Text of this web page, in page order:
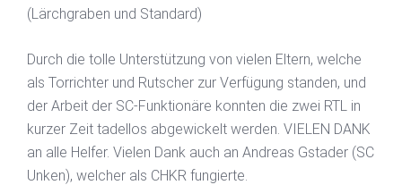
(Lärchgraben und Standard)
Durch die tolle Unterstützung von vielen Eltern, welche
als Torrichter und Rutscher zur Verfügung standen, und
der Arbeit der SC-Funktionäre konnten die zwei RTL in
kurzer Zeit tadellos abgewickelt werden. VIELEN DANK
an alle Helfer. Vielen Dank auch an Andreas Gstader (SC
Unken), welcher als CHKR fungierte.